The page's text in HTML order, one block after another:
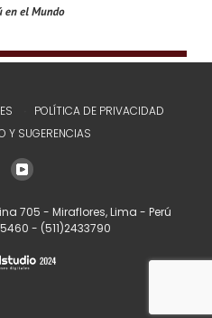
POLÍTICA DE PRIVACIDAD
Y SUGERENCIAS
705 - Miraflores, Lima - Perú
- (511)2433790